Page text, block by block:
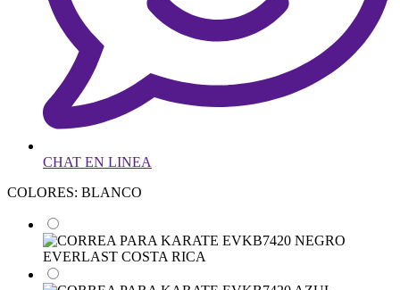
CHAT EN LINEA
COLORES: BLANCO